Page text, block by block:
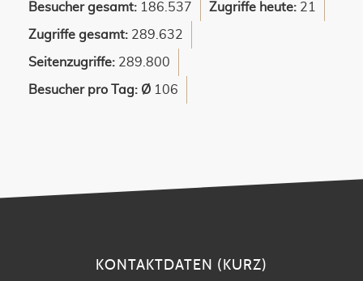
Besucher gesamt: 186.537 Zugriffe heute: 21
Zugriffe gesamt: 289.632
Seitenzugriffe: 289.800
Besucher pro Tag: Ø 106
KONTAKTDATEN (KURZ)